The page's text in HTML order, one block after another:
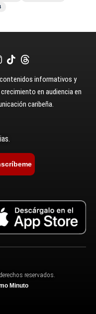
informativos y
en audiencia en
caribeña.
reservados.
Minuto